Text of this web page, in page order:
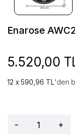
Enarose
5.520,00
590,96 TL'den
- +